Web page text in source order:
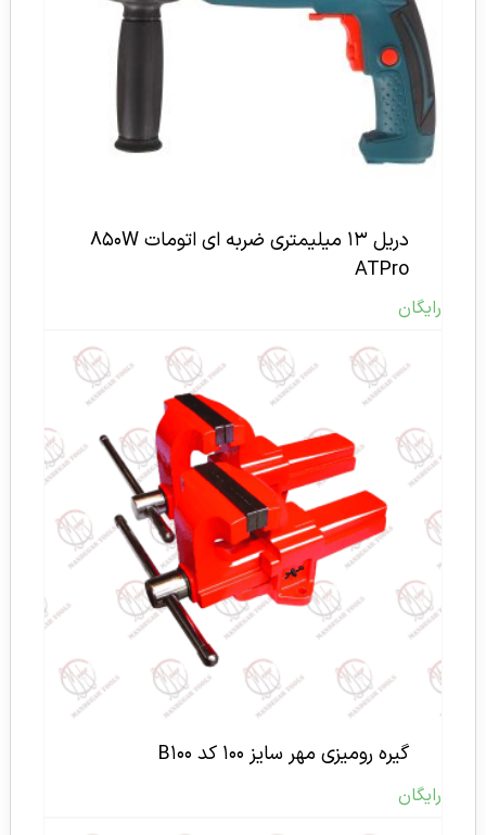
دریل ۱۳ میلیمتری ضربه ای اتومات ۸۵۰W
ATPro
رایگان
گیره رومیزی مهر سایز ۱۰۰ کد B۱۰۰
رایگان